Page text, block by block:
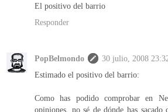
El positivo del barrio
Responder
PopBelmondo
30 julio, 2008
Estimado el positivo del barrio:
Como has podido comprobar en
opiniones, no sé de dónde has